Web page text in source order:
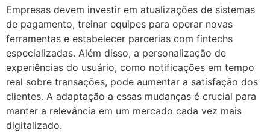
Empresas devem investir em atualizações de sistemas
de pagamento, treinar equipes para operar novas
ferramentas e estabelecer parcerias com fintechs
especializadas. Além disso, a personalização de
experiências do usuário, como notificações em tempo
real sobre transações, pode aumentar a satisfação dos
clientes. A adaptação a essas mudanças é crucial para
manter a relevância em um mercado cada vez mais
digitalizado.